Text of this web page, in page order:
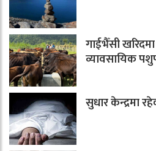
गाईभैँसी
व्यावसायिक
सुधार केन्द्रमा